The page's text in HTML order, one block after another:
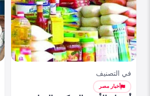
في التصنيف
أخبار مصر